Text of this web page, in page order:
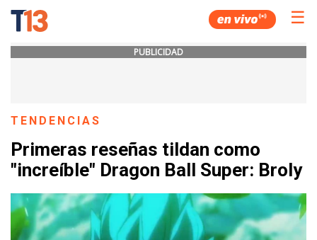
☰
PUBLICIDAD
TENDENCIAS
Primeras reseñas tildan como
"increíble" Dragon Ball Super: Broly